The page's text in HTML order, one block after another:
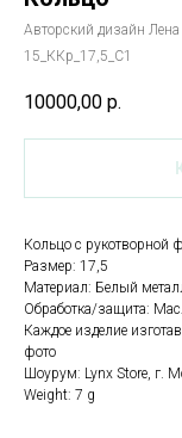
Авторский дизайн Лена
15_ККр_17,5_С1
10000,00 р.
Кольцо с рукотворной
Размер: 17,5
Материал: Белый
Обработка/защита:
Каждое изделие
фото
Шоурум: Lynx Store, г.
Weight: 7 g